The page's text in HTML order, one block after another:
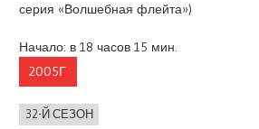
серия «Волшебная флейта»)
Начало: в 18 часов 15 мин.
2005Г
32-Й СЕЗОН